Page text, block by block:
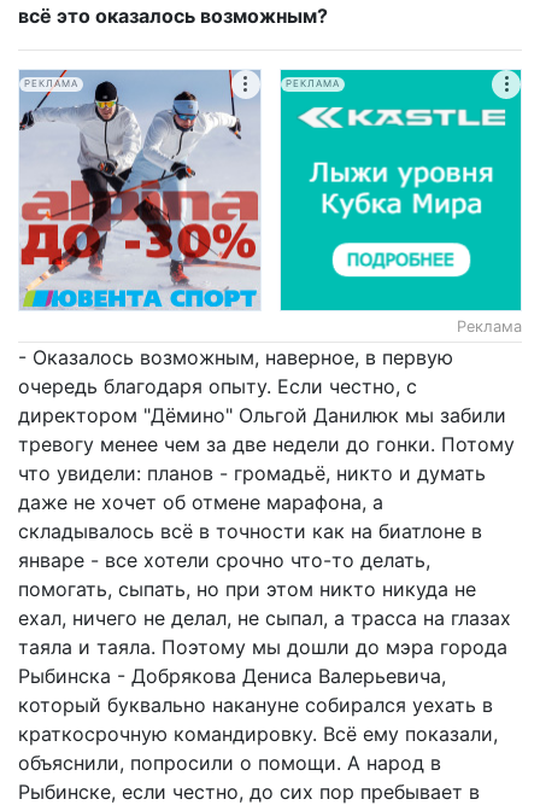
всё это оказалось возможным?
РЕКЛАМА РЕКЛАМА
Реклама
- Оказалось возможным, наверное, в первую
очередь благодаря опыту. Если честно, с
директором "Дёмино" Ольгой Данилюк мы забили
тревогу менее чем за две недели до гонки. Потому
что увидели: планов - громадьё, никто и думать
даже не хочет об отмене марафона, а
складывалось всё в точности как на биатлоне в
январе - все хотели срочно что-то делать,
помогать, сыпать, но при этом никто никуда не
ехал, ничего не делал, не сыпал, а трасса на глазах
таяла и таяла. Поэтому мы дошли до мэра города
Рыбинска - Добрякова Дениса Валерьевича,
который буквально накануне собирался уехать в
краткосрочную командировку. Всё ему показали,
объяснили, попросили о помощи. А народ в
Рыбинске, если честно, до сих пор пребывает в